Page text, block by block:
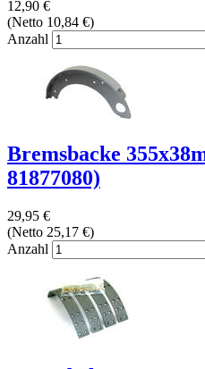
12,90 €
(Netto 10,84 €)
Anzahl
Bremsbacke
81877080)
29,95 €
(Netto 25,17 €)
Anzahl